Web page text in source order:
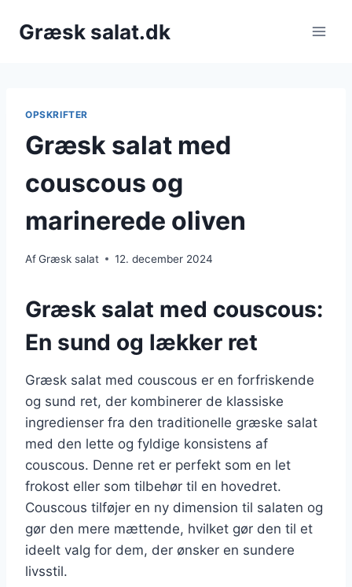
Græsk salat.dk
OPSKRIFTER
Græsk salat med
couscous og
marinerede oliven
AfGræsk salat 12. december 2024
Græsk salat med couscous:
En sund og lækker ret
Græsk salat med couscous er en forfriskende
og sund ret, der kombinerer de klassiske
ingredienser fra den traditionelle græske salat
med den lette og fyldige konsistens af
couscous. Denne ret er perfekt som en let
frokost eller som tilbehør til en hovedret.
Couscous tilføjer en ny dimension til salaten og
gør den mere mættende, hvilket gør den til et
ideelt valg for dem, der ønsker en sundere
livsstil.